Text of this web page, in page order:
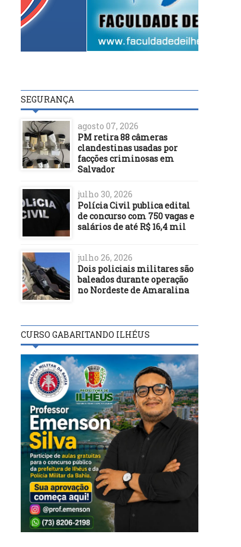
SEGURANÇA
agosto 07, 2026
PM retira 88 câmeras
clandestinas usadas por
facções criminosas em
Salvador
julho 30, 2026
Polícia Civil publica edital
de concurso com 750 vagas e
salários de até R$ 16,4 mil
julho 26, 2026
Dois policiais militares são
baleados durante operação
no Nordeste de Amaralina
CURSO GABARITANDO ILHÉUS